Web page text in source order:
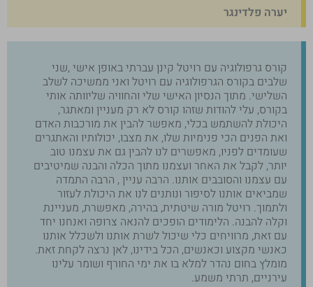
יערה פלדינגר
קורס גרפולוגיה עם רויטל קינן עברתי באופן אישי ,שני
שלבים בקורס הגרפולוגיה עם רויטל ואני ממשיכה לשלב
השלישי. מתוך הנסיון האישי שלי והחוויה שליוותה אותי
בקורס, עלי להודות שזהו קורס לא רק מעניין ומאתגר,
היכולת להשתמש בכלי, מאפשר להבין את מורכבות האדם
ואת הפנים הכי פנימיות שלו, את מצבו, יכולותיו והאתגרים
שעומדים לפניו, מאפשרים לנו להבין גם את עצמנו טוב
יותר, לקבל את האחר ועצמנו מתוך הכלה והבנה שמיטיבים
עם עצמנו והסובבים אותנו. הרבה עניין , הרבה התמדה
שמביאים אותנו לסיפור ונותנים לנו את היכולת לעזור
ולתמוך. רויטל מורה שיטתית, בהירה, מאפשרת, מעניינת
וקלה להבנה. הלימודים הופכים להנאה צרופה ואנחנו יחד
עם זאת, מרוויחים כלי שיכול לשרת אותנו ולשכלל אותנו
כאנשי מקצוע וכאנשים, הכל בידינו, לאן נרצה לקחת זאת.
מומלץ בחום נהדר למלא בו את ימי החורף ושומר עלינו
עירניים, תרתי משמע.